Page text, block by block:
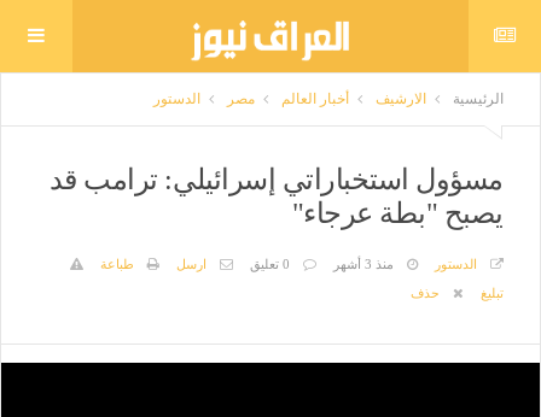
الرئيسية الارشيف أخبار العالم مصر الدستور
مسؤول استخباراتي إسرائيلي: ترامب قد
يصبح "بطة عرجاء"
الدستور منذ 3 أشهر 0 تعليق ارسل
طباعة
تبليغ
حذف